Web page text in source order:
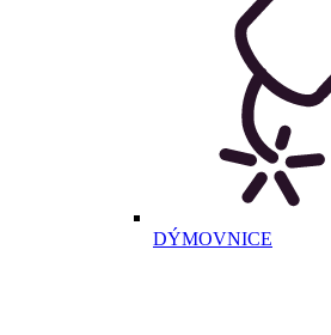
DÝMOVNICE